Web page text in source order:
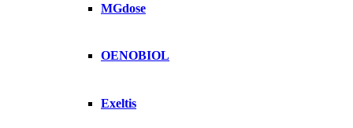
MGdose
OENOBIOL
Exeltis